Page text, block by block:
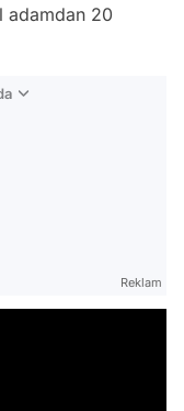
adamdan 20
Reklam